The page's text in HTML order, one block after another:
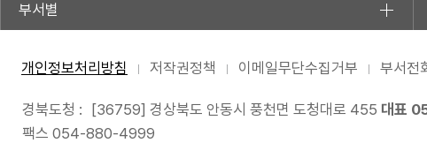
부서별
개인정보처리방침 저작권정책 이메일무단수집거부 부서전
경북도청 : [36759] 경상북도 안동시 풍천면 도청대로 455 대표
팩스 054-880-4999